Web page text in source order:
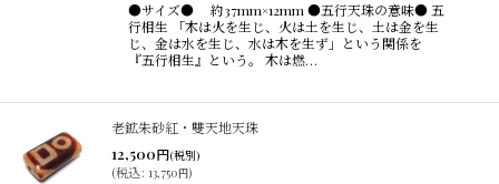
●サイズ● 約37mm×12mm ●五行天珠の意味● 五
行相生 「木は火を生じ、火は土を生じ、土は金を生
じ、金は水を生じ、水は木を生ず」という関係を
『五行相生』という。 木は燃…
老鉱朱砂紅・雙天地天珠
12,500円(税別)
(税込: 13,750円)